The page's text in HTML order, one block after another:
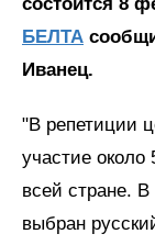
БЕЛТА
Иванец.
"В репетиции
участие
всей стране.
выбран